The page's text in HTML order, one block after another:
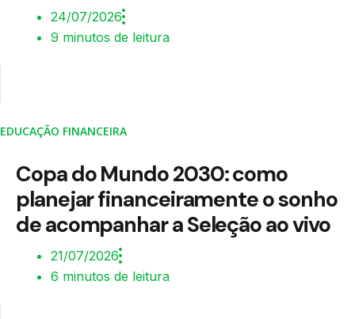
24/07/2026
9 minutos de leitura
EDUCAÇÃO FINANCEIRA
Copa do Mundo 2030: como
planejar financeiramente o sonho
de acompanhar a Seleção ao vivo
21/07/2026
6 minutos de leitura